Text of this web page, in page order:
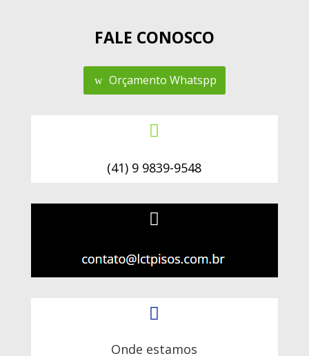
FALE CONOSCO
Orçamento Whatspp

(41) 9 9839-9548


Onde estamos